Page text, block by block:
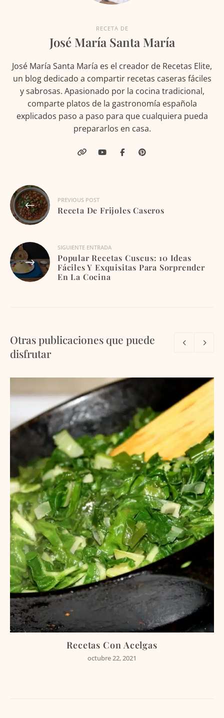
RECETA DE
José María Santa María
José María Santa María es el creador de Recetas Elite,
un blog dedicado a compartir recetas caseras fáciles
y sabrosas. Apasionado por la cocina tradicional,
comparte platos de la gastronomía española
explicados paso a paso para que cualquiera pueda
prepararlos en casa.
Navegación
de
entradas
PREVIOUS POST
Receta De Frijoles Caseros
SIGUIENTE ENTRADA
Popular Recetas Cuscus: 10 Ideas
Fáciles Y Exquisitas Para Sorprender
En La Cocina
Otras publicaciones que puede
disfrutar
Recetas Con Acelgas
octubre 22, 2021